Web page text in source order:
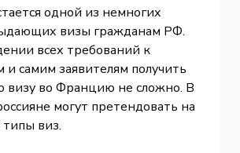
одной из немногих
визы гражданам РФ.
всех требований к
и самим заявителям получить
визу во Францию не сложно. В
могут претендовать на
виз.